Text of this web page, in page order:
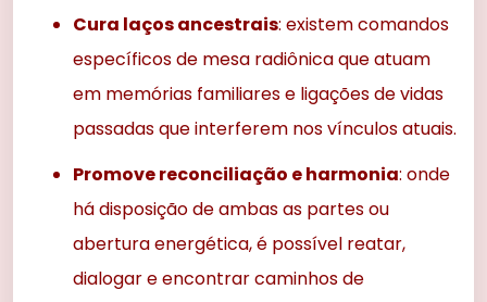
Cura laços ancestrais: existem comandos
específicos de mesa radiônica que atuam
em memórias familiares e ligações de vidas
passadas que interferem nos vínculos atuais.
Promove reconciliação e harmonia: onde
há disposição de ambas as partes ou
abertura energética, é possível reatar,
dialogar e encontrar caminhos de